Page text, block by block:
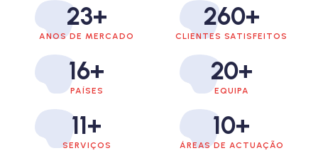
ANOS DE MERCADO
23+
CLIENTES SATISFEITOS
260+
PAÍSES
16+
EQUIPA
20+
SERVIÇOS
11+
ÁREAS DE ACTUAÇÃO
10+